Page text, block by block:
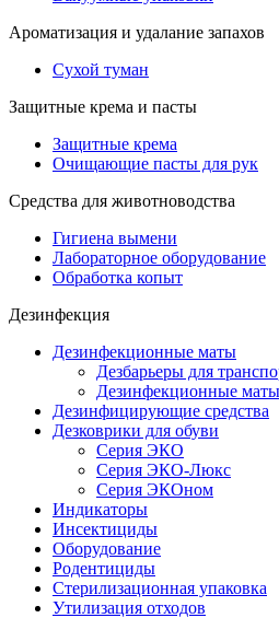
Ароматизация и удалание запахов
Сухой туман
Защитные крема и пасты
Защитные крема
Очищающие пасты для рук
Средства для животноводства
Гигиена вымени
Лабораторное оборудование
Обработка копыт
Дезинфекция
Дезинфекционные маты
Дезбарьеры для
Дезинфекционные
Дезинфицирующие средства
Дезковрики для обуви
Серия ЭКО
Серия ЭКО-Люкс
Серия ЭКОном
Индикаторы
Инсектициды
Оборудование
Родентициды
Стерилизационная упаковка
Утилизация отходов